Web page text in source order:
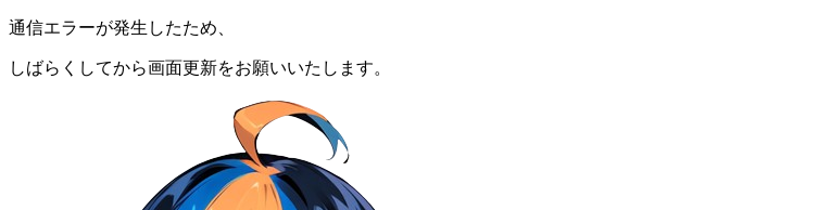
通信エラーが発生したため、
しばらくしてから画面更新をお願いいたします。